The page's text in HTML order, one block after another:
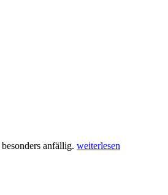
anfällig. weiterlesen